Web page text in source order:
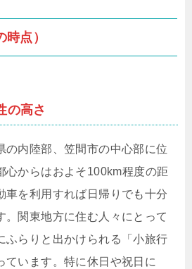
点）
の高さ
の内陸部、笠間市の中心部に位
心からはおよそ100km程度の距
車を利用すれば日帰りでも十分
。関東地方に住む人々にとって
ふらりと出かけられる「小旅行
ています。特に休日や祝日に